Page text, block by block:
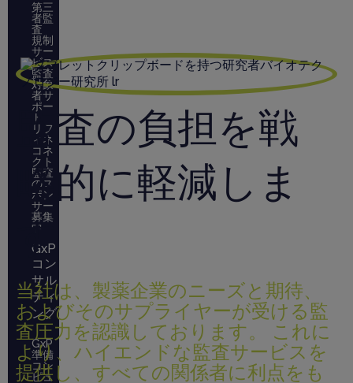
第三
者監
査
規制
サー
ビス
監査
対象
者サ
ポー
ト
リフ
ィネ
コネ
クト
監査
のス
ポン
サー
募集
中
GxP
コン
サル
ティ
ング
GxP
準備
コン
ピュ
監査の負担を戦
略的に軽減しま
す
当社は、製薬企業のニーズと期待、
およびそのサプライヤーが受ける監
査圧力を認識しております。 これに
より、ハイエンドな監査サービスを
提供し、すべての関係者に利点をも